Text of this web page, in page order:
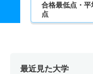
合格最低点・平
点
最近見た大学